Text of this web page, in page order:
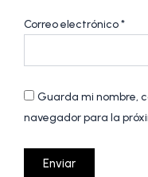
Correo electrónico*
Guarda mi nombre,
navegador para la